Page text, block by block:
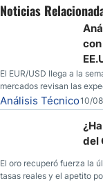
Noticias
El EUR/USD llega a la
mercados revisan las
inflación de EE. UU.
Análisis Técnico10/
del
El oro recuperó fuerza la
tasas reales y el apetito